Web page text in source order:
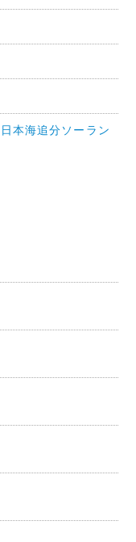
本海追分ソーラン